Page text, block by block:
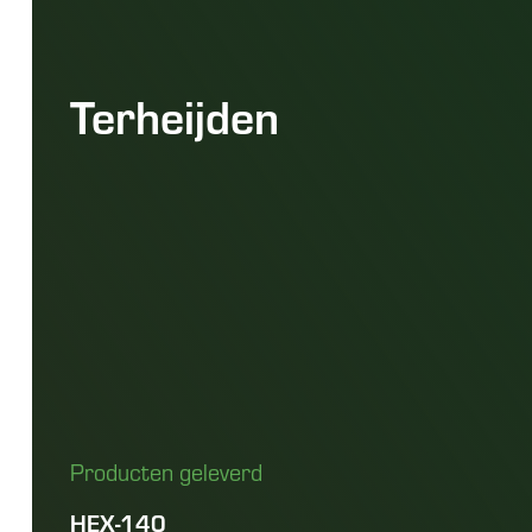
Terheijden
Producten geleverd
HEX-140